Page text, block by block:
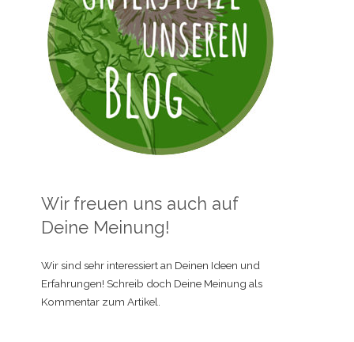
Wir freuen uns auch auf
Deine Meinung!
Wir sind sehr interessiert an Deinen Ideen und
Erfahrungen! Schreib doch Deine Meinung als
Kommentar zum Artikel.